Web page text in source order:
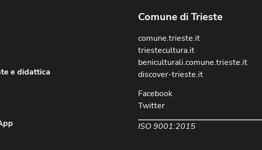
e didattica
Comune di Trieste
comune.trieste.it
triestecultura.it
beniculturali.comune.trieste.it
discover-trieste.it
Facebook
Twitter
ISO 9001:2015